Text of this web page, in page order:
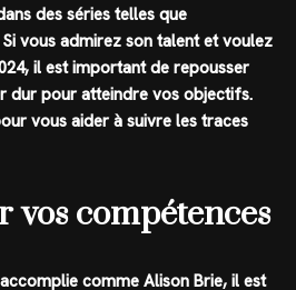
des séries telles que
vous admirez son talent et voulez
il est important de repousser
dur pour atteindre vos objectifs.
vous aider à suivre les traces
vos compétences
comme Alison Brie, il est